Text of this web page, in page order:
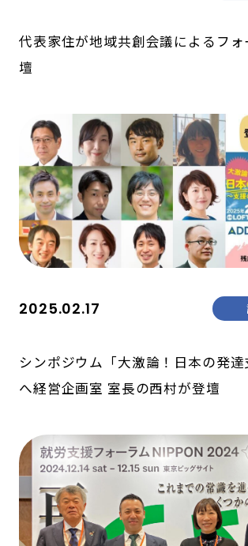
代表家住が地域共創会議によるフ
壇
2025.02.17
シンポジウム「大激論！日本の発達
へ経営企画室 室長の西村が登壇